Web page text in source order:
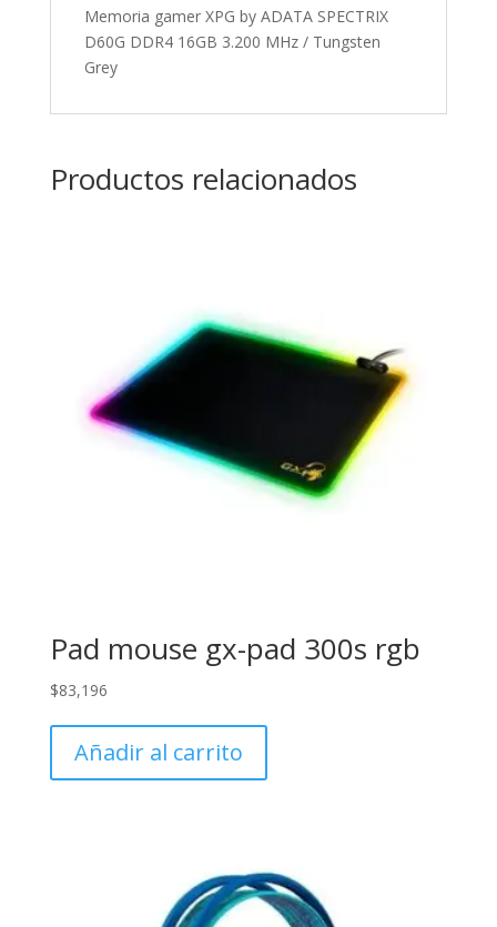
Memoria gamer XPG by ADATA SPECTRIX
D60G DDR4 16GB 3.200 MHz / Tungsten
Grey
Productos relacionados
Pad mouse gx-pad 300s rgb
$83,196
Añadir al carrito